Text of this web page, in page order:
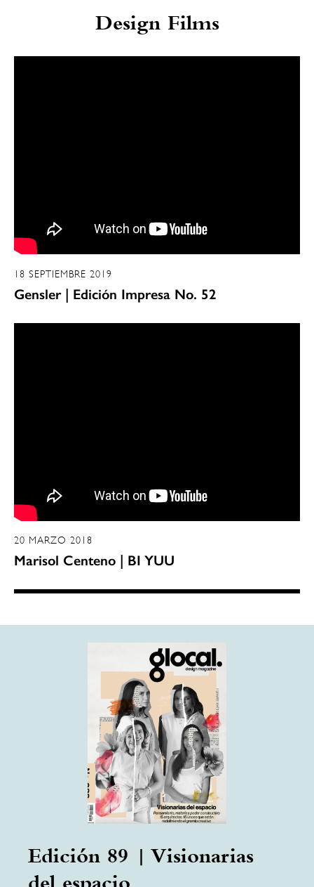
Design Films
18 SEPTIEMBRE 2019
Gensler | Edición Impresa No. 52
20 MARZO 2018
Marisol Centeno | BI YUU
Edición 89 | Visionarias